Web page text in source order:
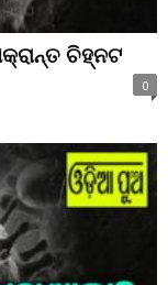
ଚିହ୍ନଟ
0